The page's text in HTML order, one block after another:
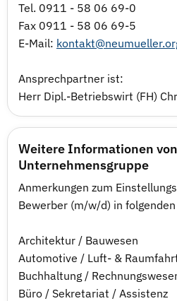
Tel. 0911 - 58 06 69-0
Fax 0911 - 58 06 69-5
E-Mail:
Ansprechpartner ist:
Herr Dipl.-Betriebswirt (FH)
Weitere Informationen von
Unternehmensgruppe
Anmerkungen zum
Bewerber (m/w/d) in
Architektur / Bauwesen
Automotive / Luft- &
Buchhaltung /
Büro / Sekretariat / Assistenz